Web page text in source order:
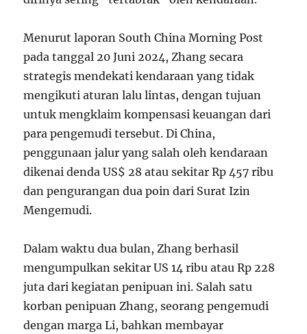
Menurut laporan South China Morning Post
pada tanggal 20 Juni 2024, Zhang secara
strategis mendekati kendaraan yang tidak
mengikuti aturan lalu lintas, dengan tujuan
untuk mengklaim kompensasi keuangan dari
para pengemudi tersebut. Di China,
penggunaan jalur yang salah oleh kendaraan
dikenai denda US$ 28 atau sekitar Rp 457 ribu
dan pengurangan dua poin dari Surat Izin
Mengemudi.
Dalam waktu dua bulan, Zhang berhasil
mengumpulkan sekitar US14ribuatauRp 228
jutadari kegiatanpenipuan ini. Salahsatu
korbanpenipuan Zhang,seorangpengemudi
dengan margaLi,bahkan membayar